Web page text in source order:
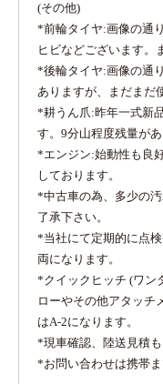
(その他)
*前輪タイヤ:画像の通
ヒビなどございます。
*後輪タイヤ:画像の通
ありますが、まだまだ
*耕うん爪:昨年一式新
す。9分山程度残量があ
*エンジン:始動性も良
しております。
*中古車の為、多少の
了承下さい。
*当社にて定期的に点
両になります。
*クイックヒッチ (ワン
ローやその他アタッチ
はA-2になります。
*現車確認、陸送見積
*お問い合わせは携帯